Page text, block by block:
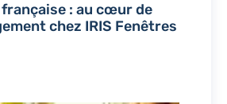
: au cœur de
chez IRIS Fenêtres